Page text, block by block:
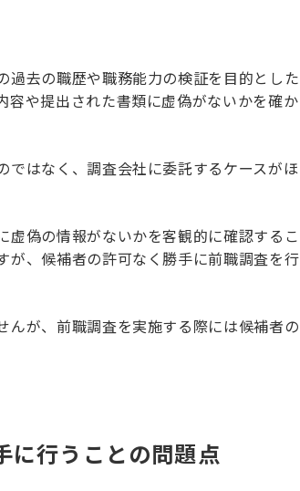
過去の職歴や職務能力の検証を目的とした
容や提出された書類に虚偽がないかを確か
ではなく、調査会社に委託するケースがほ
偽の情報がないかを客観的に確認するこ
が、候補者の許可なく勝手に前職調査を行
んが、前職調査を実施する際には候補者の
に行うことの問題点